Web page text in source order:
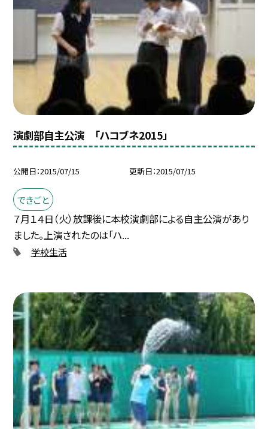
演劇部自主公演 「ハコブネ2015」
公開日 2015/07/15 更新日 2015/07/15
できごと
７月１４日（火）放課後に本校演劇部による自主公演があり
ました。上演されたのは「ハ...
学校生活